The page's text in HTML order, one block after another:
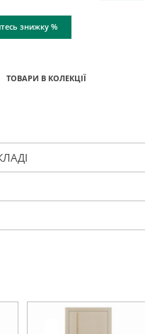
знижку %
ТОВАРИ В КОЛЕКЦІЇ